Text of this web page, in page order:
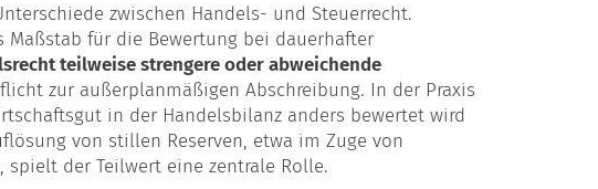
zwischen Handels- und Steuerrecht.
Maßstab für die Bewertung bei dauerhafter
teilweise strengere oder abweichende
zur außerplanmäßigen Abschreibung. In der Praxis
in der Handelsbilanz anders bewertet wird
von stillen Reserven, etwa im Zuge von
spielt der Teilwert eine zentrale Rolle.